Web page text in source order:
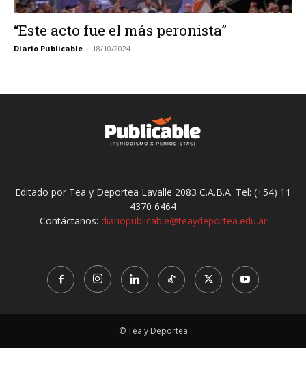
“Este acto fue el más peronista”
Diario Publicable - 18/10/2024
Editado por Tea y Deportea Lavalle 2083 C.A.B.A. Tel: (+54) 11
4370 6464
Contáctanos: diariopublicable@teaydeportea.edu.ar
© Tea y Deportea